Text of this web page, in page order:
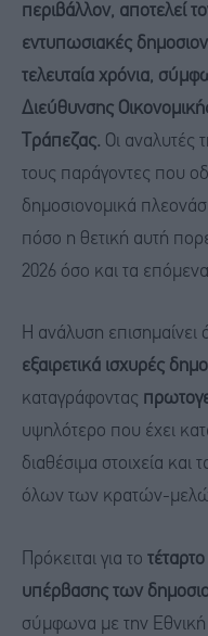
περιβάλλον, αποτελεί
εντυπωσιακές
τελευταία χρόνια,
Διεύθυνσης
Τράπεζας. Οι αναλυτές
τους παράγοντες που
δημοσιονομικά
πόσο η θετική αυτή
2026 όσο και τα
Η ανάλυση επισημαίνει
εξαιρετικά ισχυρές
καταγράφοντας
υψηλότερο που έχει
διαθέσιμα στοιχεία και
όλων των κρατών-
Πρόκειται για το
υπέρβασης των
σύμφωνα με την Εθνική